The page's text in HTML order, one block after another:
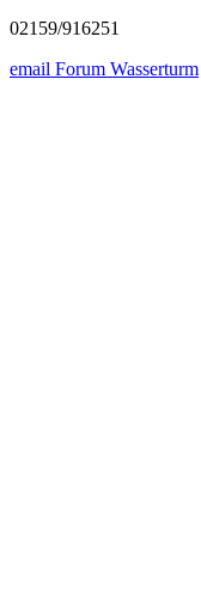
02159/916251
email Forum Wasserturm